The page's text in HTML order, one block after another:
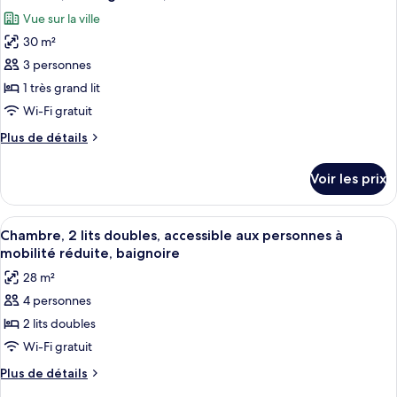
vue
ville
Chambre,
2
doubles,
vue
ville
toutes
les
photos
pour
ce
type
chambre :
très
grand
lit,
vue
ville
Vue sur la ville
30 m²
3 personnes
1 très grand lit
Wi-Fi gratuit
Plus de détails
Plus
le
type
de
chambre
très
grand
lit,
vue
Voir les prix
Afficher
toutes
les
photos
pour
ce
type
de
Une chambre d’hôtel avec deux
4
Chambre, 2 lits doubles, accessible aux personnes à
mobilité réduite, baignoire
28 m²
4 personnes
2 lits doubles
Wi-Fi gratuit
Plus de détails
Plus